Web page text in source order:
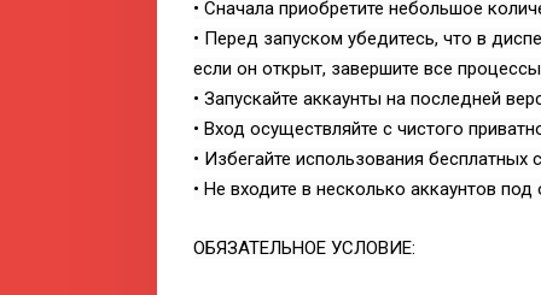
• Сначала приобретите небольшое
• Перед запуском убедитесь, что в
если он открыт, завершите все
• Запускайте аккаунты на последней
• Вход осуществляйте с чистого
• Избегайте использования бесплатных
• Не входите в несколько аккаунтов
ОБЯЗАТЕЛЬНОЕ УСЛОВИЕ: